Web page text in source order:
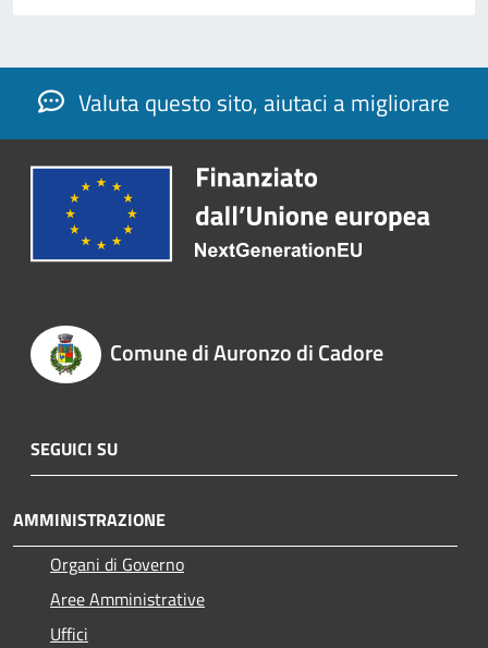
Valuta questo sito, aiutaci a migliorare
Comune di Auronzo di Cadore
SEGUICI SU
AMMINISTRAZIONE
Organi di Governo
Aree Amministrative
Uffici